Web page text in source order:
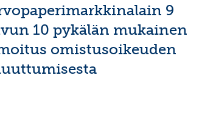
9
10 pykälän mukainen
omistusoikeuden